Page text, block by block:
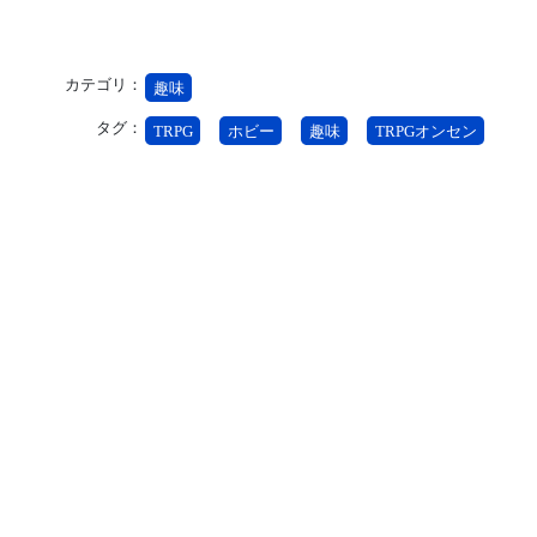
カテゴリ： 趣味
タグ： TRPG ホビー 趣味 TRPGオンセン